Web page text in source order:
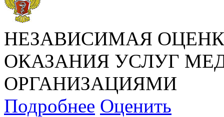
НЕЗАВИСИМАЯ
ОКАЗАНИЯ УСЛУГ
ОРГАНИЗАЦИЯМИ
Подробнее Оценить